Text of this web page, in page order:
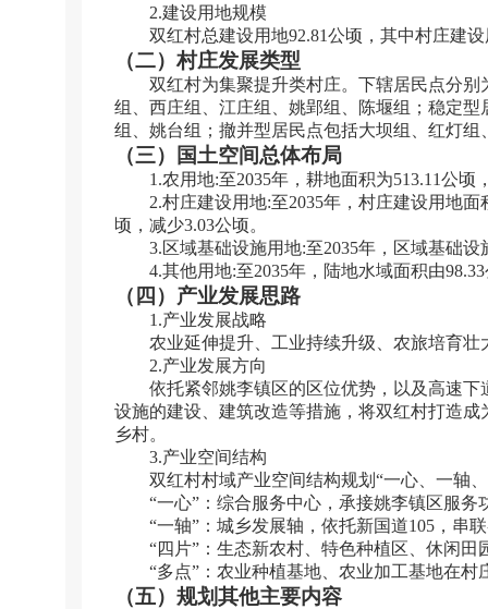
2.建设用地规模
双红村总建设用地92.81公顷，其中村庄建设
（二）村庄发展类型
双红村为集聚提升类村庄。下辖居民点分别
组、西庄组、江庄组、姚郢组、陈堰组；稳定
组、姚台组；撤并型居民点包括大坝组、红灯
（三）国土空间总体布局
1.农用地:至2035年，耕地面积为513.11公顷
2.村庄建设用地:至2035年，村庄建设用地面
顷，减少3.03公顷。
3.区域基础设施用地:至2035年，区域基础设
4.其他用地:至2035年，陆地水域面积由98.33
（四）产业发展思路
1.产业发展战略
农业延伸提升、工业持续升级、农旅培育壮
2.产业发展方向
依托紧邻姚李镇区的区位优势，以及高速
设施的建设、建筑改造等措施，将双红村打造
乡村。
3.产业空间结构
双红村村域产业空间结构规划“一心、一轴
“一心”：综合服务中心，承接姚李镇区服
“一轴”：城乡发展轴，依托新国道105 ，串
“四片”：生态新农村、特色种植区、休闲田
“多点”：农业种植基地、农业加工基地在村
（五）规划其他主要内容